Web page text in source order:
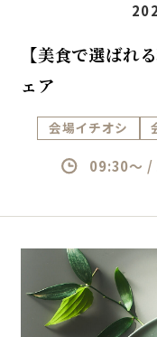
【美食で選ばれ
ェア
会場イチオシ
09:30～ /